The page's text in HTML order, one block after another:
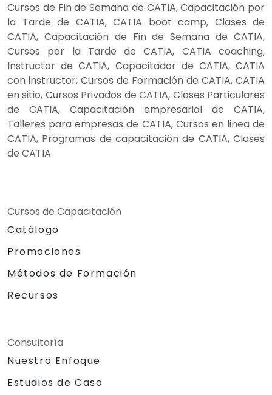
Cursos de Fin de Semana de CATIA, Capacitación por
la Tarde de CATIA, CATIA boot camp, Clases de
CATIA, Capacitación de Fin de Semana de CATIA,
Cursos por la Tarde de CATIA, CATIA coaching,
Instructor de CATIA, Capacitador de CATIA, CATIA
con instructor, Cursos de Formación de CATIA, CATIA
en sitio, Cursos Privados de CATIA, Clases Particulares
de CATIA, Capacitación empresarial de CATIA,
Talleres para empresas de CATIA, Cursos en linea de
CATIA, Programas de capacitación de CATIA, Clases
de CATIA
Cursos de Capacitación
Catálogo
Promociones
Métodos de Formación
Recursos
Consultoría
Nuestro Enfoque
Estudios de Caso